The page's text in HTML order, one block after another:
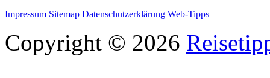
Impressum Sitemap Datenschutzerklärung Web-Tipps
Copyright © 2026